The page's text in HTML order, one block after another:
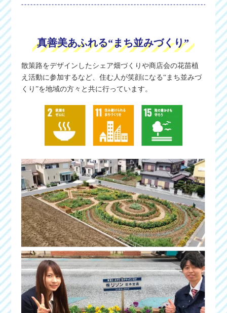
真善美あふれる“まち並みづくり”
散策路をデザインしたシェア畑づくりや商店会の花苗植
え活動に参加するなど、住む人が笑顔になる“まち並みづ
くり”を地域の方々と共に行っています。